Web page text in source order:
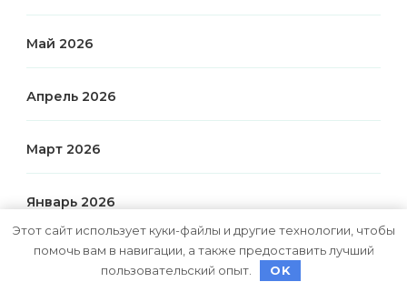
Май 2026
Апрель 2026
Март 2026
Январь 2026
Апрель 2025
Этот сайт использует куки-файлы и другие технологии, чтобы
помочь вам в навигации, а также предоставить лучший
пользовательский опыт.
OK